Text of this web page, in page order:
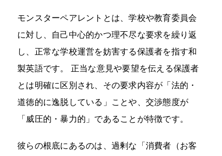
モンスターペアレントとは、学校や教育委員会
に対し、自己中心的かつ理不尽な要求を繰り返
し、正常な学校運営を妨害する保護者を指す和
製英語です。 正当な意見や要望を伝える保護者
とは明確に区別され、その要求内容が「法的・
道徳的に逸脱している」ことや、交渉態度が
「威圧的・暴力的」であることが特徴です。
彼らの根底にあるのは、過剰な「消費者（お客